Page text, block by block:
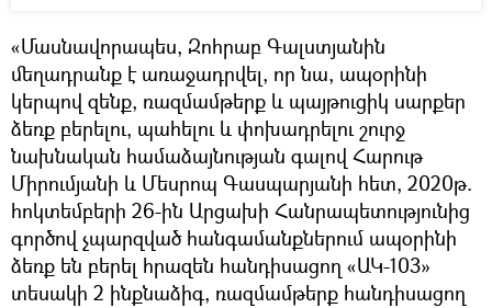
«Մասնավորապես, Զոհրաբ Գալստյանին
մեղադրանք է առաջադրվել, որ նա, ապօրինի
կերպով զենք, ռազմամթերք և պայթուցիկ սարքեր
ձեռք բերելու, պահելու և փոխադրելու շուրջ
նախնական համաձայնության գալով Հարութ
Միրումյանի և Մեսրոպ Գասպարյանի հետ, 2020թ.
հոկտեմբերի 26-ին Արցախի Հանրապետությունից
գործով չպարզված հանգամանքներում ապօրինի
ձեռք են բերել հրազեն հանդիսացող «ԱԿ-103»
տեսակի 2 ինքնաձիգ, ռազմամթերք հանդիսացող